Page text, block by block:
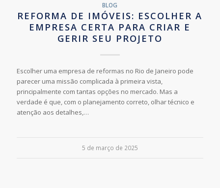
BLOG
REFORMA DE IMÓVEIS: ESCOLHER A
EMPRESA CERTA PARA CRIAR E
GERIR SEU PROJETO
Escolher uma empresa de reformas no Rio de Janeiro pode
parecer uma missão complicada à primeira vista,
principalmente com tantas opções no mercado. Mas a
verdade é que, com o planejamento correto, olhar técnico e
atenção aos detalhes,…
5 de março de 2025